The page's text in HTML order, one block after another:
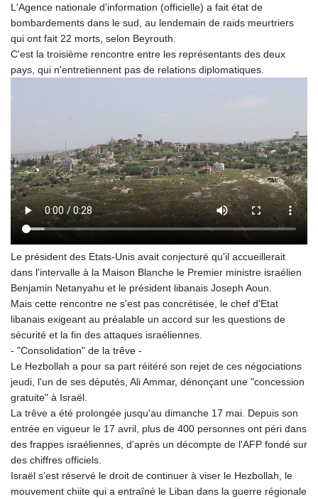
L'Agence nationale d'information (officielle) a fait état de
bombardements dans le sud, au lendemain de raids meurtriers
qui ont fait 22 morts, selon Beyrouth.
C'est la troisième rencontre entre les représentants des deux
pays, qui n'entretiennent pas de relations diplomatiques.
Le président des Etats-Unis avait conjecturé qu'il accueillerait
dans l'intervalle à la Maison Blanche le Premier ministre israélien
Benjamin Netanyahu et le président libanais Joseph Aoun.
Mais cette rencontre ne s'est pas concrétisée, le chef d'Etat
libanais exigeant au préalable un accord sur les questions de
sécurité et la fin des attaques israéliennes.
- "Consolidation" de la trêve -
Le Hezbollah a pour sa part réitéré son rejet de ces négociations
jeudi, l'un de ses députés, Ali Ammar, dénonçant une "concession
gratuite" à Israël.
La trêve a été prolongée jusqu'au dimanche 17 mai. Depuis son
entrée en vigueur le 17 avril, plus de 400 personnes ont péri dans
des frappes israéliennes, d'après un décompte de l'AFP fondé sur
des chiffres officiels.
Israël s'est réservé le droit de continuer à viser le Hezbollah, le
mouvement chiite qui a entraîné le Liban dans la guerre régionale